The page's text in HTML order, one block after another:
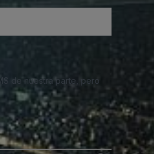
de nuestra parte, pero